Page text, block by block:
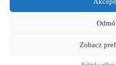
Zobacz
sypialnie, salon z jadalnią, dwie
2025-